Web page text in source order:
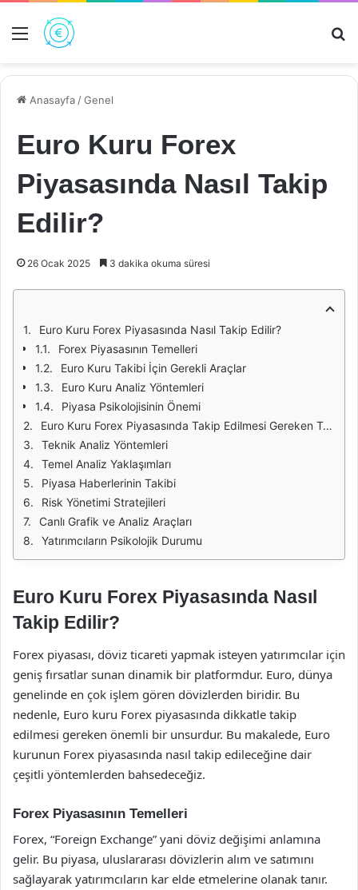
Menü
Anasayfa /Genel
Euro Kuru Forex
Piyasasında Nasıl Takip
Edilir?
26 Ocak 2025 3 dakika okuma süresi
Euro Kuru Forex Piyasasında Nasıl Takip Edilir?
Forex Piyasasının Temelleri
Euro Kuru Takibi İçin Gerekli Araçlar
Euro Kuru Analiz Yöntemleri
Piyasa Psikolojisinin Önemi
Euro Kuru Forex Piyasasında Takip Edilmesi Gereken Temel Unsurlar
Teknik Analiz Yöntemleri
Temel Analiz Yaklaşımları
Piyasa Haberlerinin Takibi
Risk Yönetimi Stratejileri
Canlı Grafik ve Analiz Araçları
Yatırımcıların Psikolojik Durumu
Euro Kuru Forex Piyasasında Nasıl
Takip Edilir?
Forex piyasası, döviz ticareti yapmak isteyen yatırımcılar için
geniş fırsatlar sunan dinamik bir platformdur. Euro, dünya
genelinde en çok işlem gören dövizlerden biridir. Bu
nedenle, Euro kuru Forex piyasasında dikkatle takip
edilmesi gereken önemli bir unsurdur. Bu makalede, Euro
kurunun Forex piyasasında nasıl takip edileceğine dair
çeşitli yöntemlerden bahsedeceğiz.
Forex Piyasasının Temelleri
Forex, “Foreign Exchange” yani döviz değişimi anlamına
gelir. Bu piyasa, uluslararası dövizlerin alım ve satımını
sağlayarak yatırımcıların kar elde etmelerine olanak tanır.